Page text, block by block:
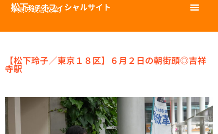
松下玲子オフィシャルサイト
本気の政治改革。
【松下玲子／東京１８区】６月２日の朝街頭◎吉祥
寺駅